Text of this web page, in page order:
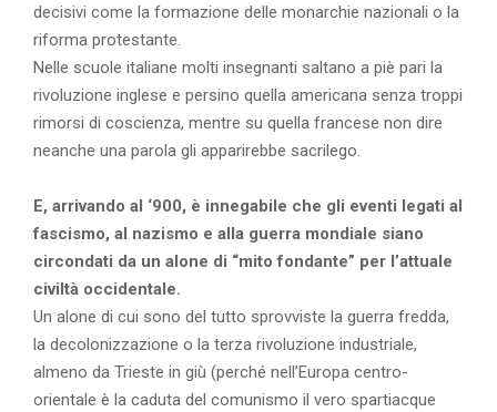
decisivi come la formazione delle monarchie nazionali o la
riforma protestante.
Nelle scuole italiane molti insegnanti saltano a piè pari la
rivoluzione inglese e persino quella americana senza troppi
rimorsi di coscienza, mentre su quella francese non dire
neanche una parola gli apparirebbe sacrilego.
E, arrivando al ‘900, è innegabile che gli eventi legati al
fascismo, al nazismo e alla guerra mondiale siano
circondati da un alone di “mito fondante” per l’attuale
civiltà occidentale.
Un alone di cui sono del tutto sprovviste la guerra fredda,
la decolonizzazione o la terza rivoluzione industriale,
almeno da Trieste in giù (perché nell’Europa centro-
orientale è la caduta del comunismo il vero spartiacque